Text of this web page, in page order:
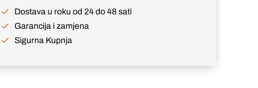
Dostava u roku od 24 do 48 sati
Garancija i zamjena
Sigurna Kupnja